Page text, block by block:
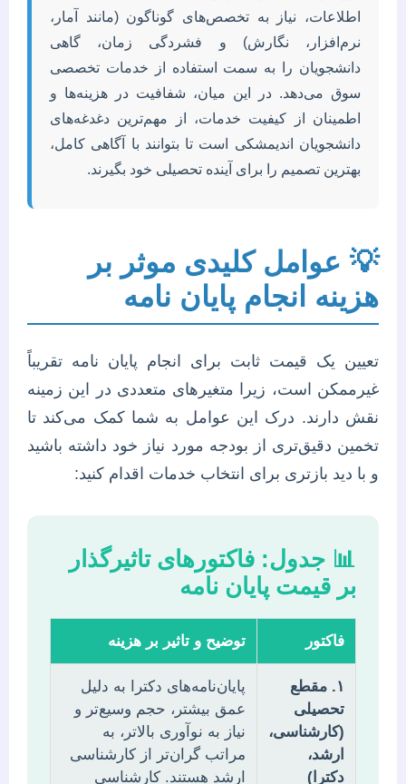
اطلاعات، نیاز به تخصص‌های گوناگون (مانند آمار،
نرم‌افزار، نگارش) و فشردگی زمان، گاهی
دانشجویان را به سمت استفاده از خدمات تخصصی
سوق می‌دهد. در این میان، شفافیت در هزینه‌ها و
اطمینان از کیفیت خدمات، از مهم‌ترین دغدغه‌های
دانشجویان اندیمشکی است تا بتوانند با آگاهی کامل،
بهترین تصمیم را برای آینده تحصیلی خود بگیرند.
💡 عوامل کلیدی موثر بر
هزینه انجام پایان نامه
تعیین یک قیمت ثابت برای انجام پایان نامه تقریباً
غیرممکن است، زیرا متغیرهای متعددی در این زمینه
نقش دارند. درک این عوامل به شما کمک می‌کند تا
تخمین دقیق‌تری از بودجه مورد نیاز خود داشته باشید
و با دید بازتری برای انتخاب خدمات اقدام کنید:
📊 جدول: فاکتورهای تاثیرگذار
بر قیمت پایان نامه
فاکتور توضیح و تاثیر بر هزینه
۱. مقطع
تحصیلی
(کارشناسی،
ارشد،
دکترا)
پایان‌نامه‌های دکترا به دلیل
عمق بیشتر، حجم وسیع‌تر و
نیاز به نوآوری بالاتر، به
مراتب گران‌تر از کارشناسی
ارشد هستند. کارشناسی